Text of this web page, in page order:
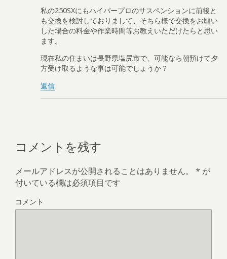
私の250SXにもハイパープロのサスペンションに前後と
も交換を検討しておりまして、そちら様で交換をお願い
した場合の料金や作業時間等お教えいただけたらと思い
ます。
現在私の住まいは長野県塩尻市で、可能なら朝預けて夕
方受け取るような事は可能でしょうか？
返信
コメントを残す
メールアドレスが公開されることはありません。 * が
付いている欄は必須項目です
コメント